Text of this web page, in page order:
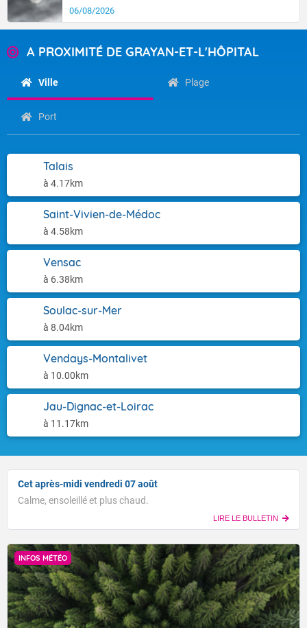
06/08/2026
A PROXIMITÉ DE GRAYAN-ET-L'HÔPITAL
Ville Plage
Port
Talais
à 4.17km
Saint-Vivien-de-Médoc
à 4.58km
Vensac
à 6.38km
Soulac-sur-Mer
à 8.04km
Vendays-Montalivet
à 10.00km
Jau-Dignac-et-Loirac
à 11.17km
Cet après-midi vendredi 07 août
Calme, ensoleillé et plus chaud.
LIRE LE BULLETIN
INFOS MÉTÉO